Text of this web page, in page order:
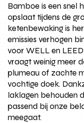
Bamboe is een snel
opslaat tijdens de
ketenbewaking is
emissies verhogen
voor WELL en
vraagt weinig meer
plumeau of zachte
vochtige doek.
laklagen behouden
passend bij onze
meegaat.